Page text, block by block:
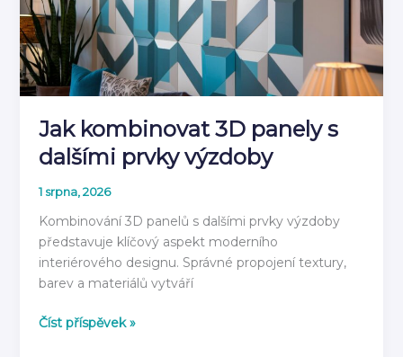
Jak kombinovat 3D panely s
dalšími prvky výzdoby
1 srpna, 2026
Kombinování 3D panelů s dalšími prvky výzdoby
představuje klíčový aspekt moderního
interiérového designu. Správné propojení textury,
barev a materiálů vytváří
Jak
Číst příspěvek »